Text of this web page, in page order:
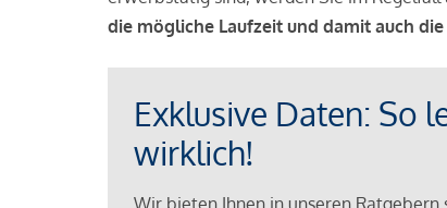
die mögliche Laufzeit und damit auch
Exklusive Daten: So
wirklich!